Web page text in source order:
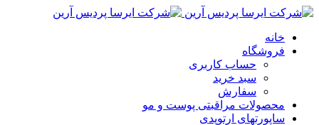
خانه
فروشگاه
حساب کاربری
سبد خرید
سفارش
محصولات مراقبتی پوست و مو
ساپورتهای ارتوپدی